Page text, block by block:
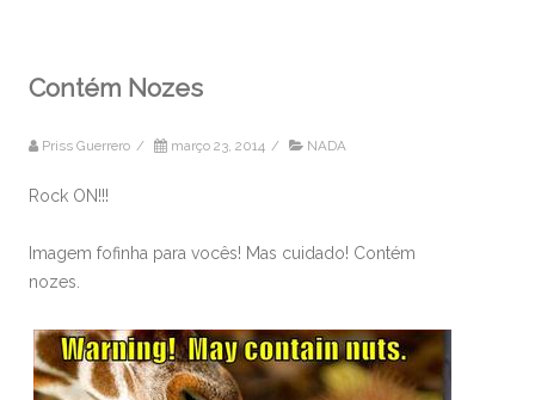
Contém Nozes
Priss Guerrero / março 23, 2014 / NADA
Rock ON!!!
Imagem fofinha para vocês! Mas cuidado! Contém
nozes.